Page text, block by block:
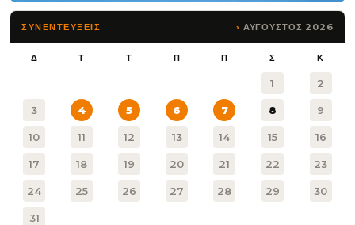
ΣΥΝΕΝΤΕΥΞΕΙΣ ΑΥΓΟΥΣΤΟΣ 2026
Δ Τ Τ Π Π Σ Κ
1 2
3 4 5 6 7 8 9
10 11 12 13 14 15 16
17 18 19 20 21 22 23
24 25 26 27 28 29 30
31